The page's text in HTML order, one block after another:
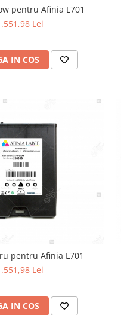
pentru Afinia L701
Lei
IN COS
pentru Afinia L701
Lei
IN COS